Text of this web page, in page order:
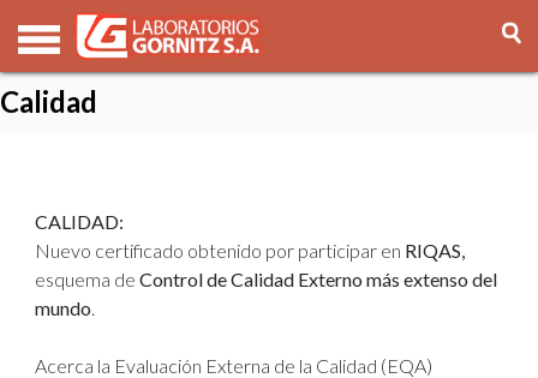
Calidad
CALIDAD:
Nuevo certificado obtenido por participar en RIQAS,
esquema de Control de Calidad Externo más extenso del
mundo.
Acerca la Evaluación Externa de la Calidad (EQA)